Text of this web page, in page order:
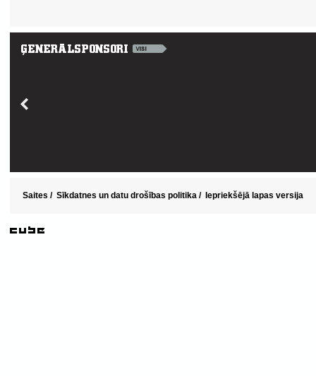
Saites / Sīkdatnes un datu drošības politika / Iepriekšējā lapas versija